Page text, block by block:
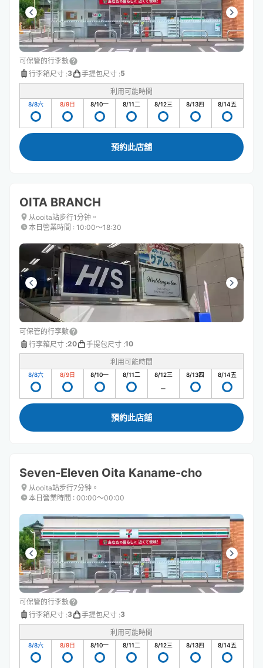
可保管的行李數
行李箱尺寸 :3 手提包尺寸 :5
利用可能時間
8/8六 8/9日 8/10一 8/11二 8/12三 8/13四 8/14五
預約此店舖
OITA BRANCH
从ooita站步行1分钟。
本日營業時間 : 10:00〜18:30
可保管的行李數
行李箱尺寸 :20 手提包尺寸 :10
利用可能時間
8/8六 8/9日 8/10一 8/11二 8/12三 8/13四 8/14五
預約此店舖
Seven-Eleven Oita Kaname-cho
从ooita站步行7分钟。
本日營業時間 : 00:00〜00:00
可保管的行李數
行李箱尺寸 :3 手提包尺寸 :3
利用可能時間
8/8六 8/9日 8/10一 8/11二 8/12三 8/13四 8/14五